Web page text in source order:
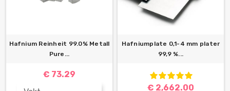
Hafnium Reinheit 99.0% Metall
Pure...
€ 73.29
Hafniumplate 0,1-4 mm plater
99,9 %...
€ 2,662.00